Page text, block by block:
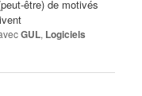
être) de motivés
GUL, Logiciels